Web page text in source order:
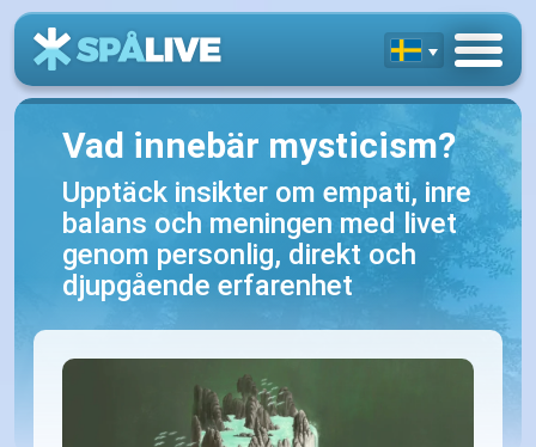
Vad innebär mysticism?
Upptäck insikter om empati, inre
balans och meningen med livet
genom personlig, direkt och
djupgående erfarenhet